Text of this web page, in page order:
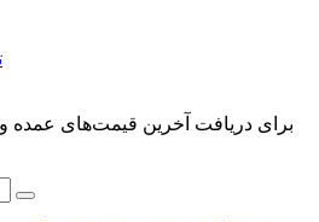
برای دریافت آخرین قیمت‌های عمده و